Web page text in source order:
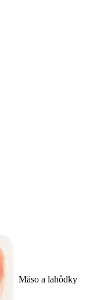
Mäso a lahôdky